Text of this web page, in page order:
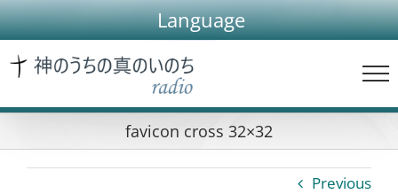
Skip
to
content
Language
favicon cross 32×32
Previous